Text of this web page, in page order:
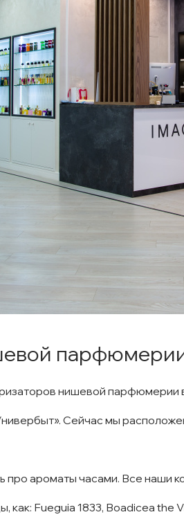
нишевой парфюмерии
Сейчас мы
ароматы часами. Все наши
Fueguia 1833, Boadicea the